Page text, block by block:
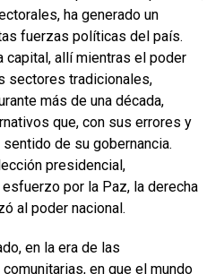
ha generado un
fuerzas políticas del país.
allí mientras el poder
sectores tradicionales,
más de una década,
que, con sus errores y
de su gobernancia.
presidencial,
por la Paz, la derecha
al poder nacional.
en la era de las
en que el mundo